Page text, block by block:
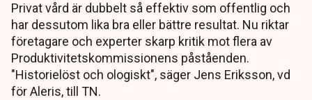
Privat vård är dubbelt så effektiv som offentlig och
har dessutom lika bra eller bättre resultat. Nu riktar
företagare och experter skarp kritik mot flera av
Produktivitetskommissionens påståenden.
"Historielöst och ologiskt", säger Jens Eriksson, vd
för Aleris, till TN.